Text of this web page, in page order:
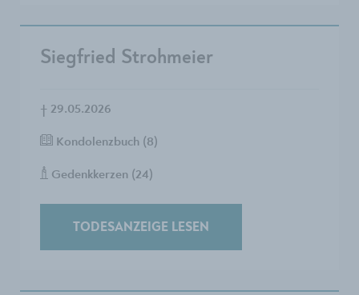
Siegfried Strohmeier
† 29.05.2026
Kondolenzbuch (8)
Gedenkkerzen (24)
TODESANZEIGE LESEN